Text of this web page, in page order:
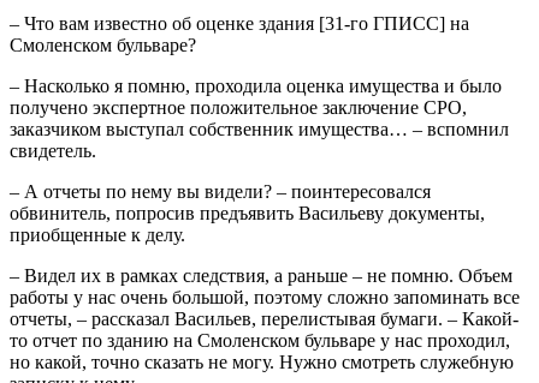
– Что вам известно об оценке здания [31-го ГПИСС] на
Смоленском бульваре?
– Насколько я помню, проходила оценка имущества и было
получено экспертное положительное заключение СРО,
заказчиком выступал собственник имущества… – вспомнил
свидетель.
– А отчеты по нему вы видели? – поинтересовался
обвинитель, попросив предъявить Васильеву документы,
приобщенные к делу.
– Видел их в рамках следствия, а раньше – не помню. Объем
работы у нас очень большой, поэтому сложно запоминать все
отчеты, – рассказал Васильев, перелистывая бумаги. – Какой-
то отчет по зданию на Смоленском бульваре у нас проходил,
но какой, точно сказать не могу. Нужно смотреть служебную